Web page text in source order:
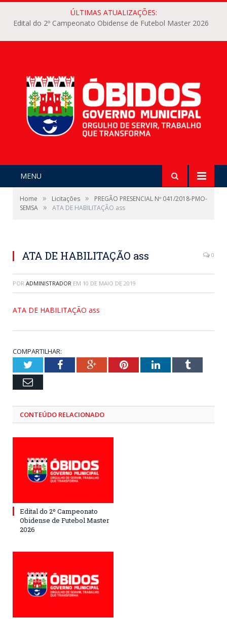
ÚLTIMAS ATUALIZAÇÕES:
Edital do 2º Campeonato Obidense de Futebol Master 2026
MENU
Home » Licitações »
PREGÃO PRESENCIAL Nº 041/2018-PMO-
SEMSA » ATA DE HABILITAÇÃO ass
ATA DE HABILITAÇÃO ass 0
POR ADMINISTRADOR EM 10 DE MAIO DE 2019
ATA DE HABILITAÇÃO ass
COMPARTILHAR:
TwitterFacebookGoogle+PinterestLinkedInTumblr
Email
CONTEÚDO RELACIONADO
Edital do 2º Campeonato
Obidense de Futebol Master
2026